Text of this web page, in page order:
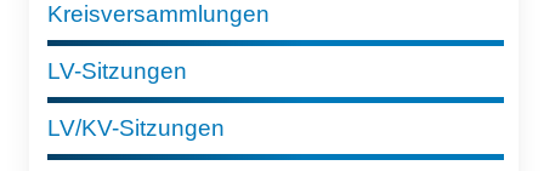
Kreisversammlungen
LV-Sitzungen
LV/KV-Sitzungen